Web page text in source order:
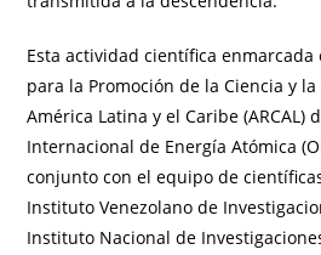
Esta actividad científica enmarcada
para la Promoción de la Ciencia y
América Latina y el Caribe (ARCAL)
Internacional de Energía Atómica
conjunto con el equipo de
Instituto Venezolano de
Instituto Nacional de